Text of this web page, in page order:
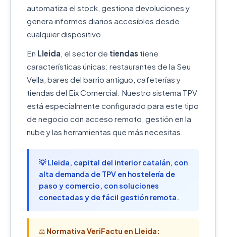
automatiza el stock, gestiona devoluciones y
genera informes diarios accesibles desde
cualquier dispositivo.
En Lleida , el sector de tiendas tiene
características únicas: restaurantes de la Seu
Vella, bares del barrio antiguo, cafeterías y
tiendas del Eix Comercial. Nuestro sistema TPV
está especialmente configurado para este tipo
de negocio con acceso remoto, gestión en la
nube y las herramientas que más necesitas.
💡 Lleida, capital del interior catalán, con
alta demanda de TPV en hostelería de
paso y comercio, con soluciones
conectadas y de fácil gestión remota.
⚖️ Normativa VeriFactu en Lleida: